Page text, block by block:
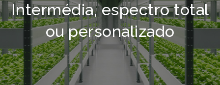
Intermédia, espectro total
ou personalizado